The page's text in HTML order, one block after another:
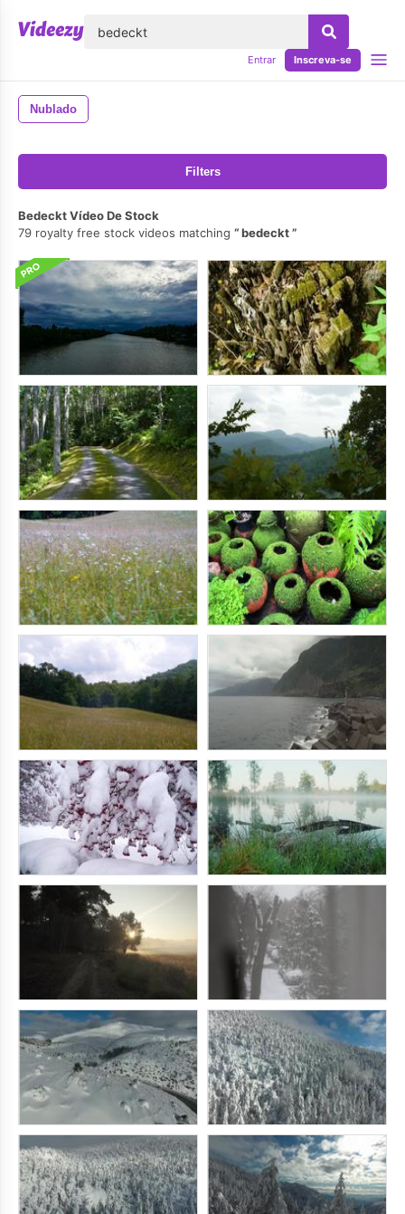
Entrar Inscreva-se
Nublado
Filters
Bedeckt Vídeo De Stock
79 royalty free stock videos matching
bedeckt